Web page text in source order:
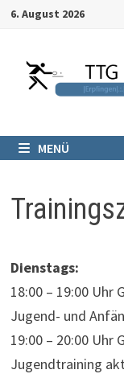
Zum6. August 2026
MENÜ
Dienstags:
18:00 – 19:00 Uhr
Jugend- und
19:00 – 20:00 Uhr
Jugendtraining